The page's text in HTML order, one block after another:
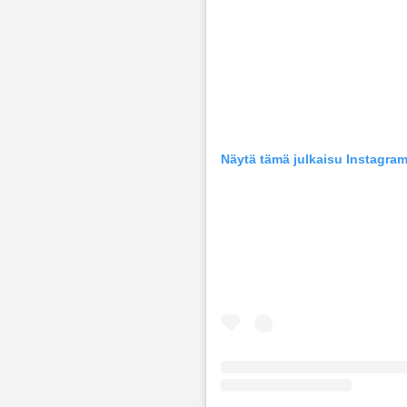
Näytä tämä julkaisu